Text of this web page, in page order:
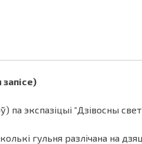
па экспазіцыі “Дзівосны
гульня разлічана на